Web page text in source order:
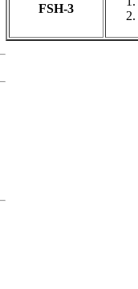
FSH-3